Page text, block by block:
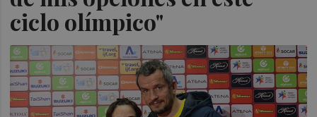
ciclo olímpico"